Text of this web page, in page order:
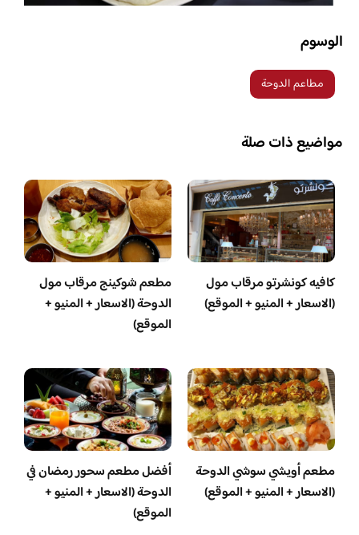
الوسوم
مطاعم الدوحة
مواضيع ذات صلة
كافيه كونشرتو مرقاب مول
(الاسعار + المنيو + الموقع)
مطعم شوكينج مرقاب مول
الدوحة (الاسعار + المنيو +
الموقع)
مطعم أويشي سوشي الدوحة
(الاسعار + المنيو + الموقع)
أفضل مطعم سحور رمضان في
الدوحة (الاسعار + المنيو +
الموقع)